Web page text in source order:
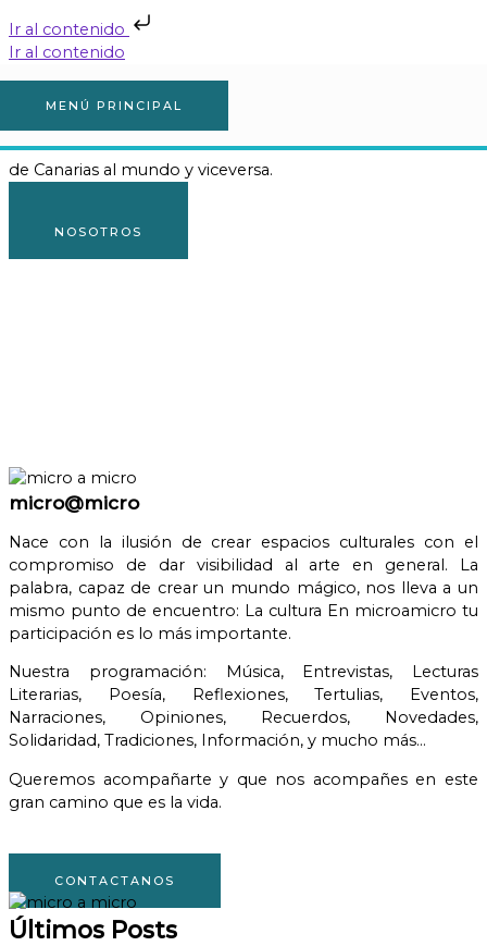
Ir al contenido
Ir al contenido
MENÚ PRINCIPAL
BIENVENIDOS A RADIO
micro@micro
de Canarias al mundo y viceversa.
NOSOTROS
micro@micro
Nace con la ilusión de crear espacios culturales con el
compromiso de dar visibilidad al arte en general. La
palabra, capaz de crear un mundo mágico, nos lleva a un
mismo punto de encuentro: La cultura En microamicro tu
participación es lo más importante.
Nuestra programación: Música, Entrevistas, Lecturas
Literarias, Poesía, Reflexiones, Tertulias, Eventos,
Narraciones, Opiniones, Recuerdos, Novedades,
Solidaridad, Tradiciones, Información, y mucho más…
Queremos acompañarte y que nos acompañes en este
gran camino que es la vida.
CONTACTANOS
Últimos Posts